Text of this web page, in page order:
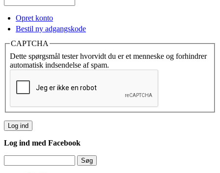
Opret konto
Bestil ny adgangskode
CAPTCHA
Dette spørgsmål tester hvorvidt du er et menneske og forhindrer
automatisk indsendelse af spam.
Log ind med Facebook